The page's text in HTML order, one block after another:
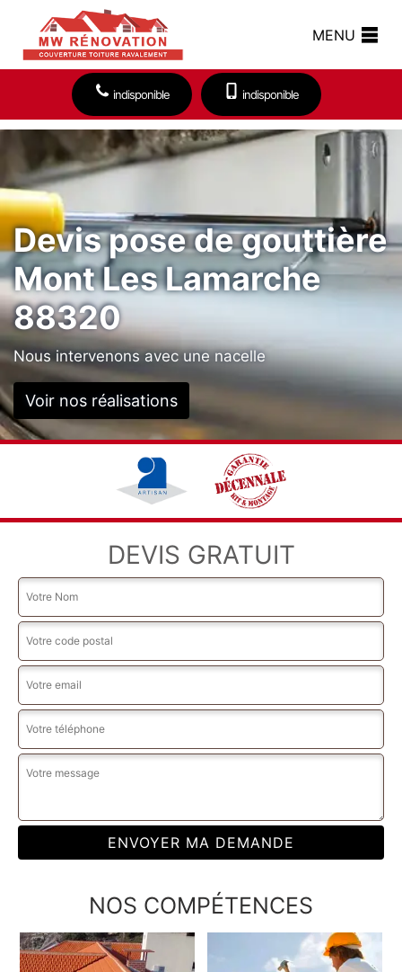
MENU
indisponible indisponible
Devis pose de gouttière
Mont Les Lamarche
88320
Nous intervenons avec une nacelle
Voir nos réalisations
DEVIS GRATUIT
NOS COMPÉTENCES